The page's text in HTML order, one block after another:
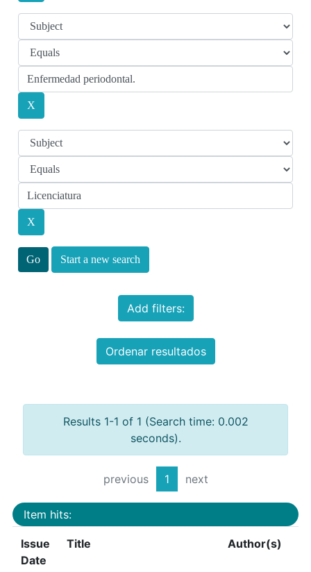
Start a new search
Add filters:
Ordenar resultados
Results 1-1 of 1 (Search time: 0.002
seconds).
previous 1 next
Item hits:
Issue
Date
Title Author(s)